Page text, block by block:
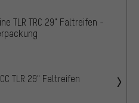
TLR TRC 29" Faltreifen -
TLR 29" Faltreifen